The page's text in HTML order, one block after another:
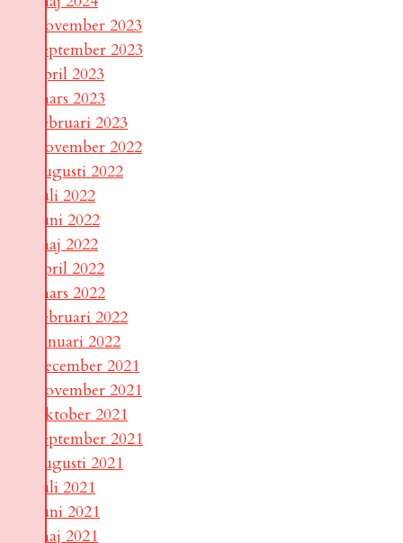
november 2023
september 2023
april 2023
mars 2023
februari 2023
november 2022
augusti 2022
juli 2022
juni 2022
maj 2022
april 2022
mars 2022
februari 2022
januari 2022
december 2021
november 2021
oktober 2021
september 2021
augusti 2021
juli 2021
juni 2021
maj 2021